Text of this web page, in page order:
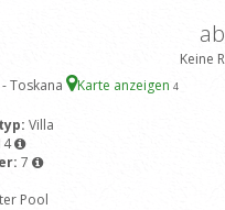
ab
Keine
Toskana Karte anzeigen 4
Villa
7
Pool